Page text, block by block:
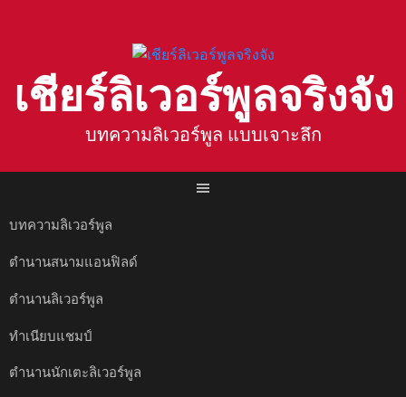
เชียร์ลิเวอร์พูลจริงจัง
บทความลิเวอร์พูล แบบเจาะลึก
บทความลิเวอร์พูล
ตำนานสนามแอนฟิลด์
ตำนานลิเวอร์พูล
ทำเนียบแชมป์
ตำนานนักเตะลิเวอร์พูล